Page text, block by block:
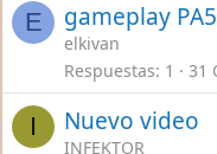
E gameplay
elkivan
Respuestas 1 31
I Nuevo video
INFEKTOR